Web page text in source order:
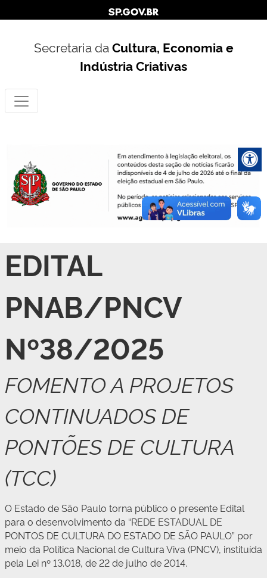
Secretaria daCultura, Economia e
Indústria Criativas
EDITAL
PNAB/PNCV
Nº38/2025
FOMENTO A PROJETOS
CONTINUADOS DE
PONTÕES DE CULTURA
(TCC)
O Estado de São Paulo torna público o presente Edital
para o desenvolvimento da “REDE ESTADUAL DE
PONTOS DE CULTURA DO ESTADO DE SÃO PAULO” por
meio da Política Nacional de Cultura Viva (PNCV), instituída
pela Lei nº 13.018, de 22 de julho de 2014.